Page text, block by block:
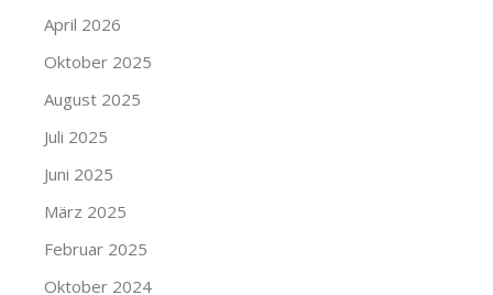
April 2026
Oktober 2025
August 2025
Juli 2025
Juni 2025
März 2025
Februar 2025
Oktober 2024